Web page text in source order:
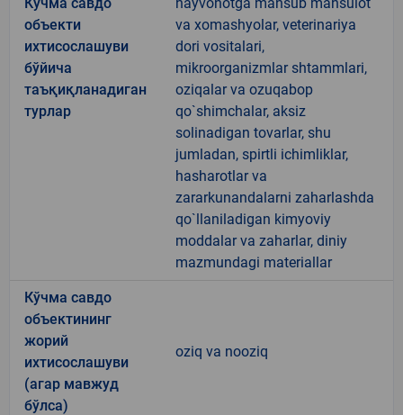
объекти
ихтисослашуви
бўйича
таъқиқланадиган
турлар
va xomashyolar, veterinariya
dori vositalari,
mikroorganizmlar shtammlari,
oziqalar va ozuqabop
qo`shimchalar, aksiz
solinadigan tovarlar, shu
jumladan, spirtli ichimliklar,
hasharotlar va
zararkunandalarni zaharlashda
qo`llaniladigan kimyoviy
moddalar va zaharlar, diniy
mazmundagi materiallar
Кўчма савдо
объектининг
жорий
ихтисослашуви
(агар мавжуд
бўлса)
oziq va nooziq